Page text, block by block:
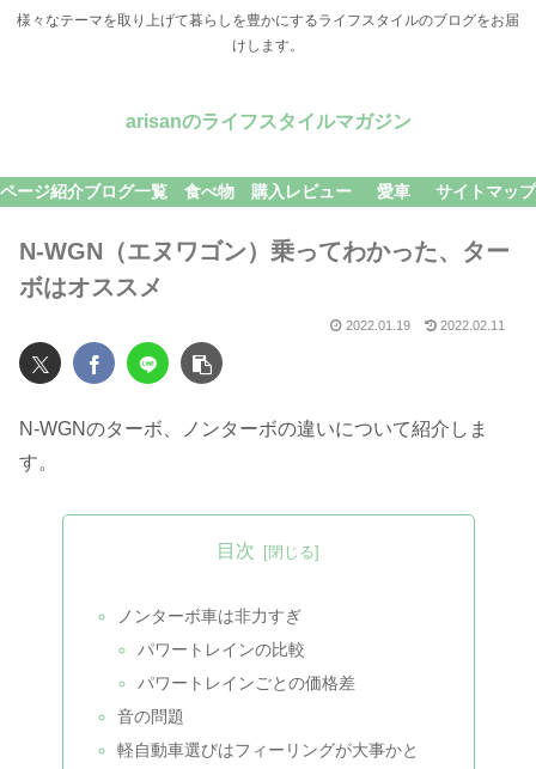
様々なテーマを取り上げて暮らしを豊かにするライフスタイルのブログをお届
けします。
arisanのライフスタイルマガジン
ページ紹介ブログ一覧 食べ物 購入レビュー 愛車 サイトマップ
N-WGN（エヌワゴン）乗ってわかった、ター
ボはオススメ
2022.01.19 2022.02.11
N-WGNのターボ、ノンターボの違いについて紹介しま
す。
目次
ノンターボ車は非力すぎ
パワートレインの比較
パワートレインごとの価格差
音の問題
軽自動車選びはフィーリングが大事かと